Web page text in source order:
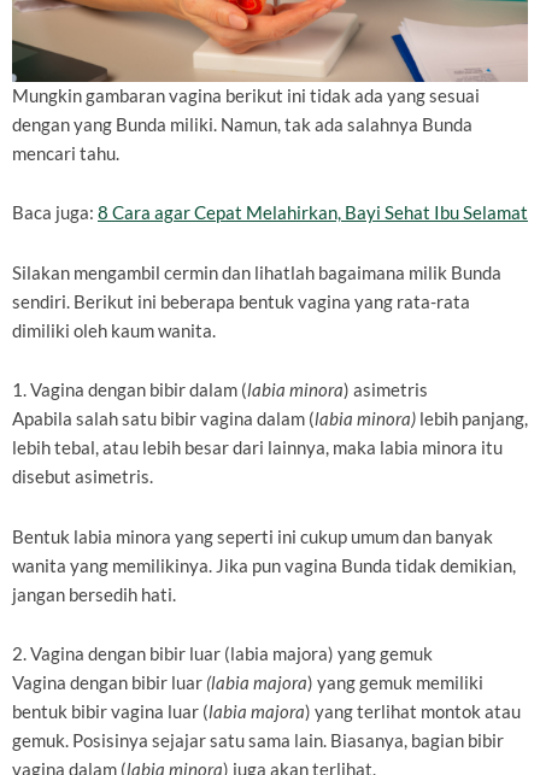
Mungkin gambaran vagina berikut ini tidak ada yang sesuai
dengan yang Bunda miliki. Namun, tak ada salahnya Bunda
mencari tahu.
Baca juga: 8 Cara agar Cepat Melahirkan, Bayi Sehat Ibu Selamat
Silakan mengambil cermin dan lihatlah bagaimana milik Bunda
sendiri. Berikut ini beberapa bentuk vagina yang rata-rata
dimiliki oleh kaum wanita.
1. Vagina dengan bibir dalam (labia minora) asimetris
Apabila salah satu bibir vagina dalam (labia minora) lebih panjang,
lebih tebal, atau lebih besar dari lainnya, maka labia minora itu
disebut asimetris.
Bentuk labia minora yang seperti ini cukup umum dan banyak
wanita yang memilikinya. Jika pun vagina Bunda tidak demikian,
jangan bersedih hati.
2. Vagina dengan bibir luar (labia majora) yang gemuk
Vagina dengan bibir luar (labia majora) yang gemuk memiliki
bentuk bibir vagina luar (labia majora) yang terlihat montok atau
gemuk. Posisinya sejajar satu sama lain. Biasanya, bagian bibir
vagina dalam (labia minora) juga akan terlihat.